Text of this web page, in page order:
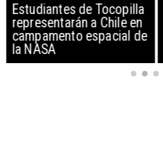
Estudiantes de Tocopilla
representarán a Chile en
campamento espacial de
la NASA